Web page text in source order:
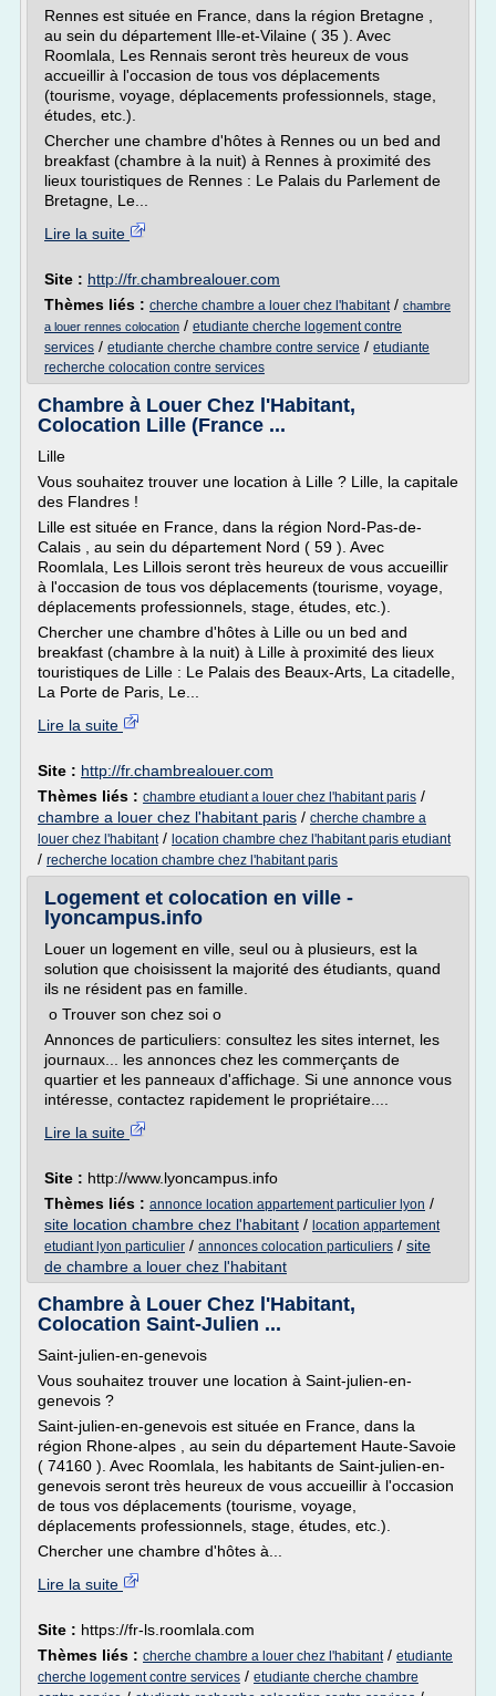
Rennes est située en France, dans la région Bretagne ,
au sein du département Ille-et-Vilaine ( 35 ). Avec
Roomlala, Les Rennais seront très heureux de vous
accueillir à l'occasion de tous vos déplacements
(tourisme, voyage, déplacements professionnels, stage,
études, etc.).
Chercher une chambre d'hôtes à Rennes ou un bed and
breakfast (chambre à la nuit) à Rennes à proximité des
lieux touristiques de Rennes : Le Palais du Parlement de
Bretagne, Le...
Lire la suite
Site : http://fr.chambrealouer.com
Thèmes liés : cherche chambre a louer chez l'habitant/ chambre
a louer rennes colocation / etudiante cherche logement contre
services / etudiante cherche chambre contre service / etudiante
recherche colocation contre services
Chambre à Louer Chez l'Habitant,
Colocation Lille (France ...
Lille
Vous souhaitez trouver une location à Lille ? Lille, la capitale
des Flandres !
Lille est située en France, dans la région Nord-Pas-de-
Calais , au sein du département Nord ( 59 ). Avec
Roomlala, Les Lillois seront très heureux de vous accueillir
à l'occasion de tous vos déplacements (tourisme, voyage,
déplacements professionnels, stage, études, etc.).
Chercher une chambre d'hôtes à Lille ou un bed and
breakfast (chambre à la nuit) à Lille à proximité des lieux
touristiques de Lille : Le Palais des Beaux-Arts, La citadelle,
La Porte de Paris, Le...
Lire la suite
Site : http://fr.chambrealouer.com
Thèmes liés : chambre etudiant a louer chez l'habitant paris /
chambre a louer chez l'habitant paris / cherche chambre a
louer chez l'habitant/ location chambre chez l'habitant paris etudiant
/ recherche location chambre chez l'habitant paris
Logement et colocation en ville -
lyoncampus.info
Louer un logement en ville, seul ou à plusieurs, est la
solution que choisissent la majorité des étudiants, quand
ils ne résident pas en famille.
o Trouver son chez soi o
Annonces de particuliers: consultez les sites internet, les
journaux... les annonces chez les commerçants de
quartier et les panneaux d'affichage. Si une annonce vous
intéresse, contactez rapidement le propriétaire....
Lire la suite
Site : http://www.lyoncampus.info
Thèmes liés : annonce location appartement particulier lyon /
site location chambre chez l'habitant / location appartement
etudiant lyon particulier / annonces colocation particuliers / site
de chambre a louer chez l'habitant
Chambre à Louer Chez l'Habitant,
Colocation Saint-Julien ...
Saint-julien-en-genevois
Vous souhaitez trouver une location à Saint-julien-en-
genevois ?
Saint-julien-en-genevois est située en France, dans la
région Rhone-alpes , au sein du département Haute-Savoie
( 74160 ). Avec Roomlala, les habitants de Saint-julien-en-
genevois seront très heureux de vous accueillir à l'occasion
de tous vos déplacements (tourisme, voyage,
déplacements professionnels, stage, études, etc.).
Chercher une chambre d'hôtes à...
Lire la suite
Site : https://fr-ls.roomlala.com
Thèmes liés : cherche chambre a louer chez l'habitant/ etudiante
cherche logement contre services / etudiante cherche chambre